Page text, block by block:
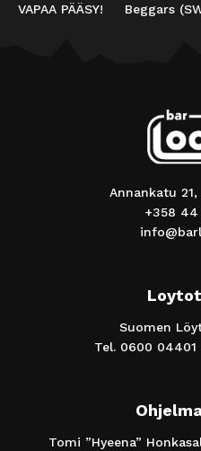
VAPAA PÄÄSY!
Beggars
Annankatu
+358 44
Suomen
Tel. 0600 04401
Tomi ”Hyeena”